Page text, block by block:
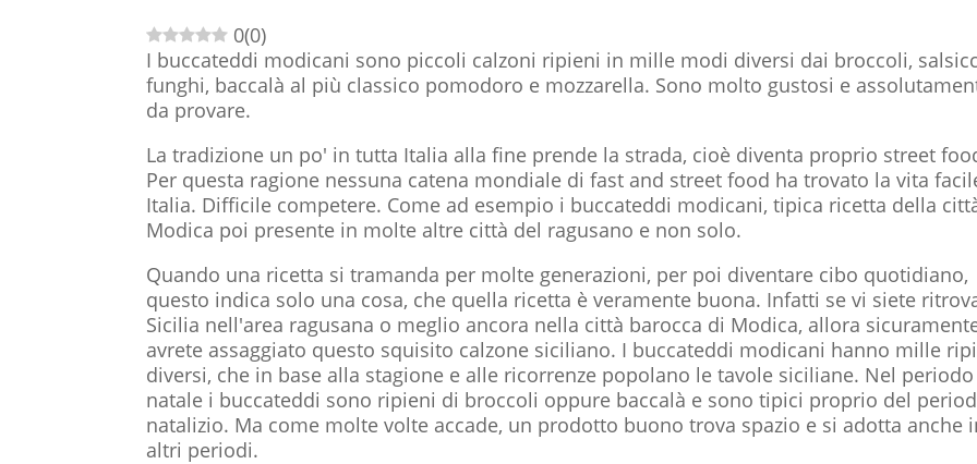
0(0)
I buccateddi modicani sono piccoli calzoni ripieni in mille modi diversi dai broccoli,
funghi, baccalà al più classico pomodoro e mozzarella. Sono molto gustosi e
da provare.
La tradizione un po' in tutta Italia alla fine prende la strada, cioè diventa proprio street
Per questa ragione nessuna catena mondiale di fast and street food ha trovato la vita
Italia. Difficile competere. Come ad esempio i buccateddi modicani, tipica ricetta della
Modica poi presente in molte altre città del ragusano e non solo.
Quando una ricetta si tramanda per molte generazioni, per poi diventare cibo quotidiano,
questo indica solo una cosa, che quella ricetta è veramente buona. Infatti se vi siete
Sicilia nell'area ragusana o meglio ancora nella città barocca di Modica, allora
avrete assaggiato questo squisito calzone siciliano. I buccateddi modicani hanno mille
diversi, che in base alla stagione e alle ricorrenze popolano le tavole siciliane. Nel
natale i buccateddi sono ripieni di broccoli oppure baccalà e sono tipici proprio del
natalizio. Ma come molte volte accade, un prodotto buono trova spazio e si adotta anche
altri periodi.